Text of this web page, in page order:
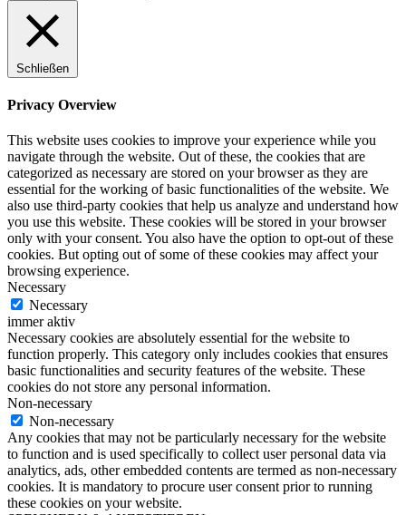
Schließen
Privacy Overview
This website uses cookies to improve your experience while you
navigate through the website. Out of these, the cookies that are
categorized as necessary are stored on your browser as they are
essential for the working of basic functionalities of the website. We
also use third-party cookies that help us analyze and understand how
you use this website. These cookies will be stored in your browser
only with your consent. You also have the option to opt-out of these
cookies. But opting out of some of these cookies may affect your
browsing experience.
Necessary
Necessary
immer aktiv
Necessary cookies are absolutely essential for the website to
function properly. This category only includes cookies that ensures
basic functionalities and security features of the website. These
cookies do not store any personal information.
Non-necessary
Non-necessary
Any cookies that may not be particularly necessary for the website
to function and is used specifically to collect user personal data via
analytics, ads, other embedded contents are termed as non-necessary
cookies. It is mandatory to procure user consent prior to running
these cookies on your website.